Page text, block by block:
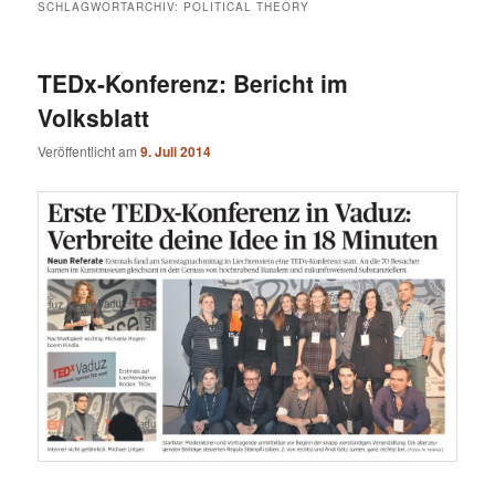
SCHLAGWORTARCHIV: POLITICAL THEORY
TEDx-Konferenz: Bericht im
Volksblatt
Veröffentlicht am9. Juli 2014